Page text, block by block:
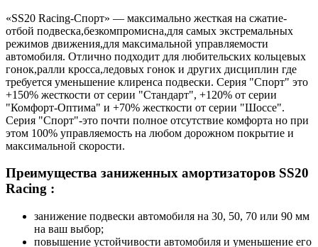
«SS20 Racing-Спорт» — максимально жесткая на сжатие-
отбой подвеска,безкомпромисна,для самых экстремальных
режимов движения,для максимальной управляемости
автомобиля. Отлично подходит для любительских кольцевых
гонок,ралли кросса,ледовых гонок и других дисциплин где
требуется уменьшение клиренса подвески. Серия "Спорт" это
+150% жесткости от серии "Стандарт", +120% от серии
"Комфорт-Оптима" и +70% жесткости от серии "Шоссе".
Серия "Спорт"-это почти полное отсутствие комфорта но при
этом 100% управляемость на любом дорожном покрытие и
максимальной скорости.
Преимущества заниженных амортизаторов SS20
Racing :
занижение подвески автомобиля на 30, 50, 70 или 90 мм
на ваш выбор;
повышение устойчивости автомобиля и уменьшение его